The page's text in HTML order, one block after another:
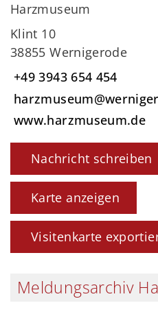
Harzmuseum
Klint 10
38855 Wernigerode
+49 3943 654 454
www.harzmuseum.de
Nachricht schreiben
Karte anzeigen
Visitenkarte
Meldungsarchiv